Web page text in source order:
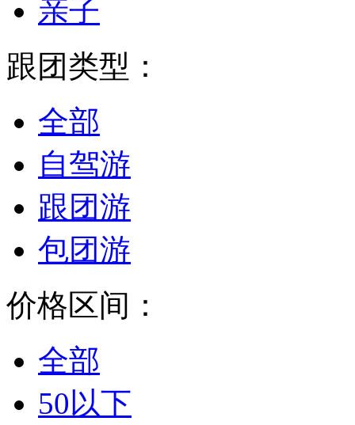
亲子
跟团类型：
全部
自驾游
跟团游
包团游
价格区间：
全部
50以下